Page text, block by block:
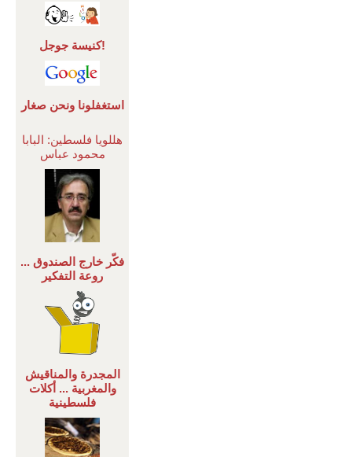
كنيسة جوجل!
استغفلونا ونحن صغار
هللويا فلسطين: البابا
محمود عباس
فكّر خارج الصندوق ...
روعة التفكير
المجدرة والمناقيش
والمغربية ... أكلات
فلسطينية